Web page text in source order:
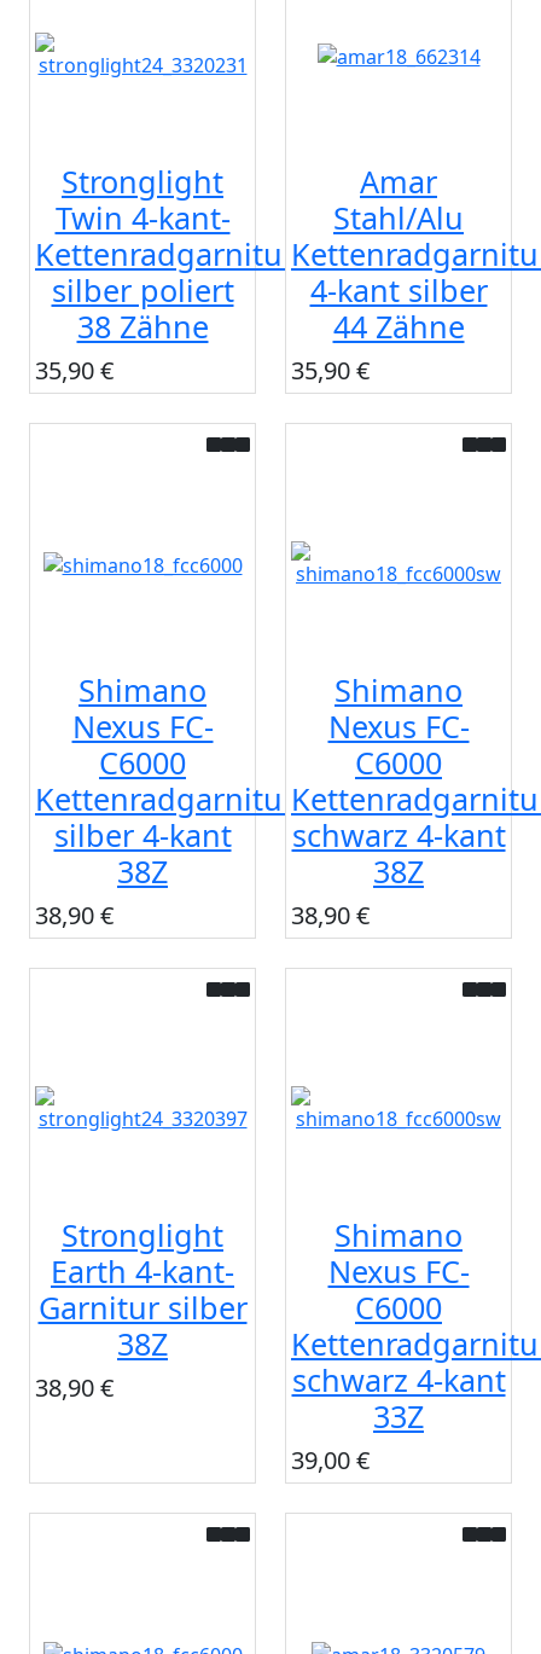
Stronglight
Twin 4-kant-
Kettenradgarnitur
silber poliert
38 Zähne
35,90 €
Amar
Stahl/Alu
4-kant silber
44 Zähne
35,90 €
Shimano
Nexus FC-
C6000
Kettenradgarnitur
silber 4-kant
38Z
38,90 €
Shimano
Nexus FC-
C6000
schwarz 4-kant
38Z
38,90 €
Stronglight
Earth 4-kant-
Garnitur silber
38Z
38,90 €
Shimano
Nexus FC-
C6000
schwarz 4-kant
33Z
39,00 €